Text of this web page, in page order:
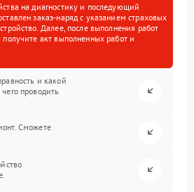
на диагностику и последующий
заказ-наряд с указанием страховых
Далее, после выполнения работ
акт выполненных работ и
и какой
проводить
Сможете